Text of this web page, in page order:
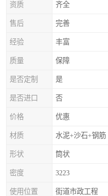
资质 齐全
售后 完善
经验 丰富
质量 保障
是否定制 是
是否进口 否
价格 优惠
材质 水泥+沙石+钢筋
形状 筒状
密度 3223
使用位置 街道市政工程